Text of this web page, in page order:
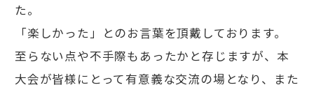
た。
「楽しかった」とのお言葉を頂戴しております。
至らない点や不手際もあったかと存じますが、本
大会が皆様にとって有意義な交流の場となり、また